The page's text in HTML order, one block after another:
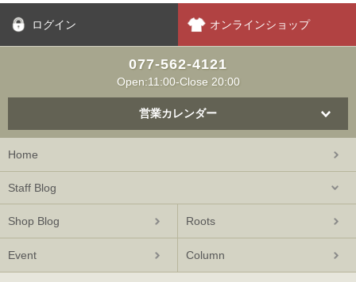
ログイン オンラインショップ
077-562-4121
Open:11:00-Close 20:00
営業カレンダー
Home
Staff Blog
Shop Blog Roots
Event Column